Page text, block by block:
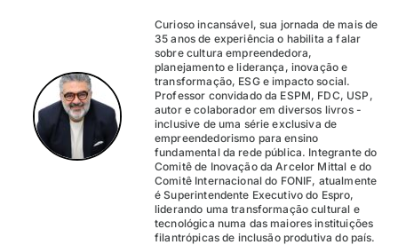
Curioso incansável, sua jornada de mais de
35 anos de experiência o habilita a falar
sobre cultura empreendedora,
planejamento e liderança, inovação e
transformação, ESG e impacto social.
Professor convidado da ESPM, FDC, USP,
autor e colaborador em diversos livros -
inclusive de uma série exclusiva de
empreendedorismo para ensino
fundamental da rede pública. Integrante do
Comitê de Inovação da Arcelor Mittal e do
Comitê Internacional do FONIF, atualmente
é Superintendente Executivo do Espro,
liderando uma transformação cultural e
tecnológica numa das maiores instituições
filantrópicas de inclusão produtiva do país.